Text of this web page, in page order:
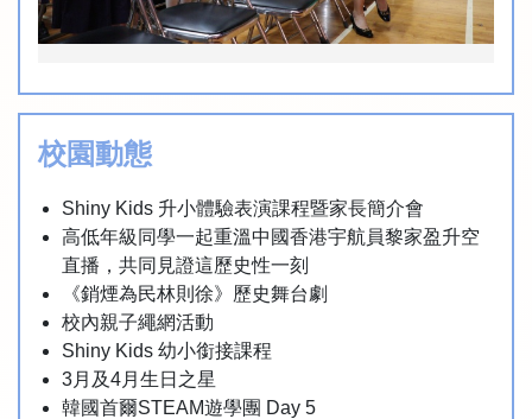
校園動態
Shiny Kids 升小體驗表演課程暨家長簡介會
高低年級同學一起重溫中國香港宇航員黎家盈升空
直播，共同見證這歷史性一刻
《銷煙為民林則徐》歷史舞台劇
校內親子繩網活動
Shiny Kids 幼小銜接課程
3月及4月生日之星
韓國首爾STEAM遊學團 Day 5